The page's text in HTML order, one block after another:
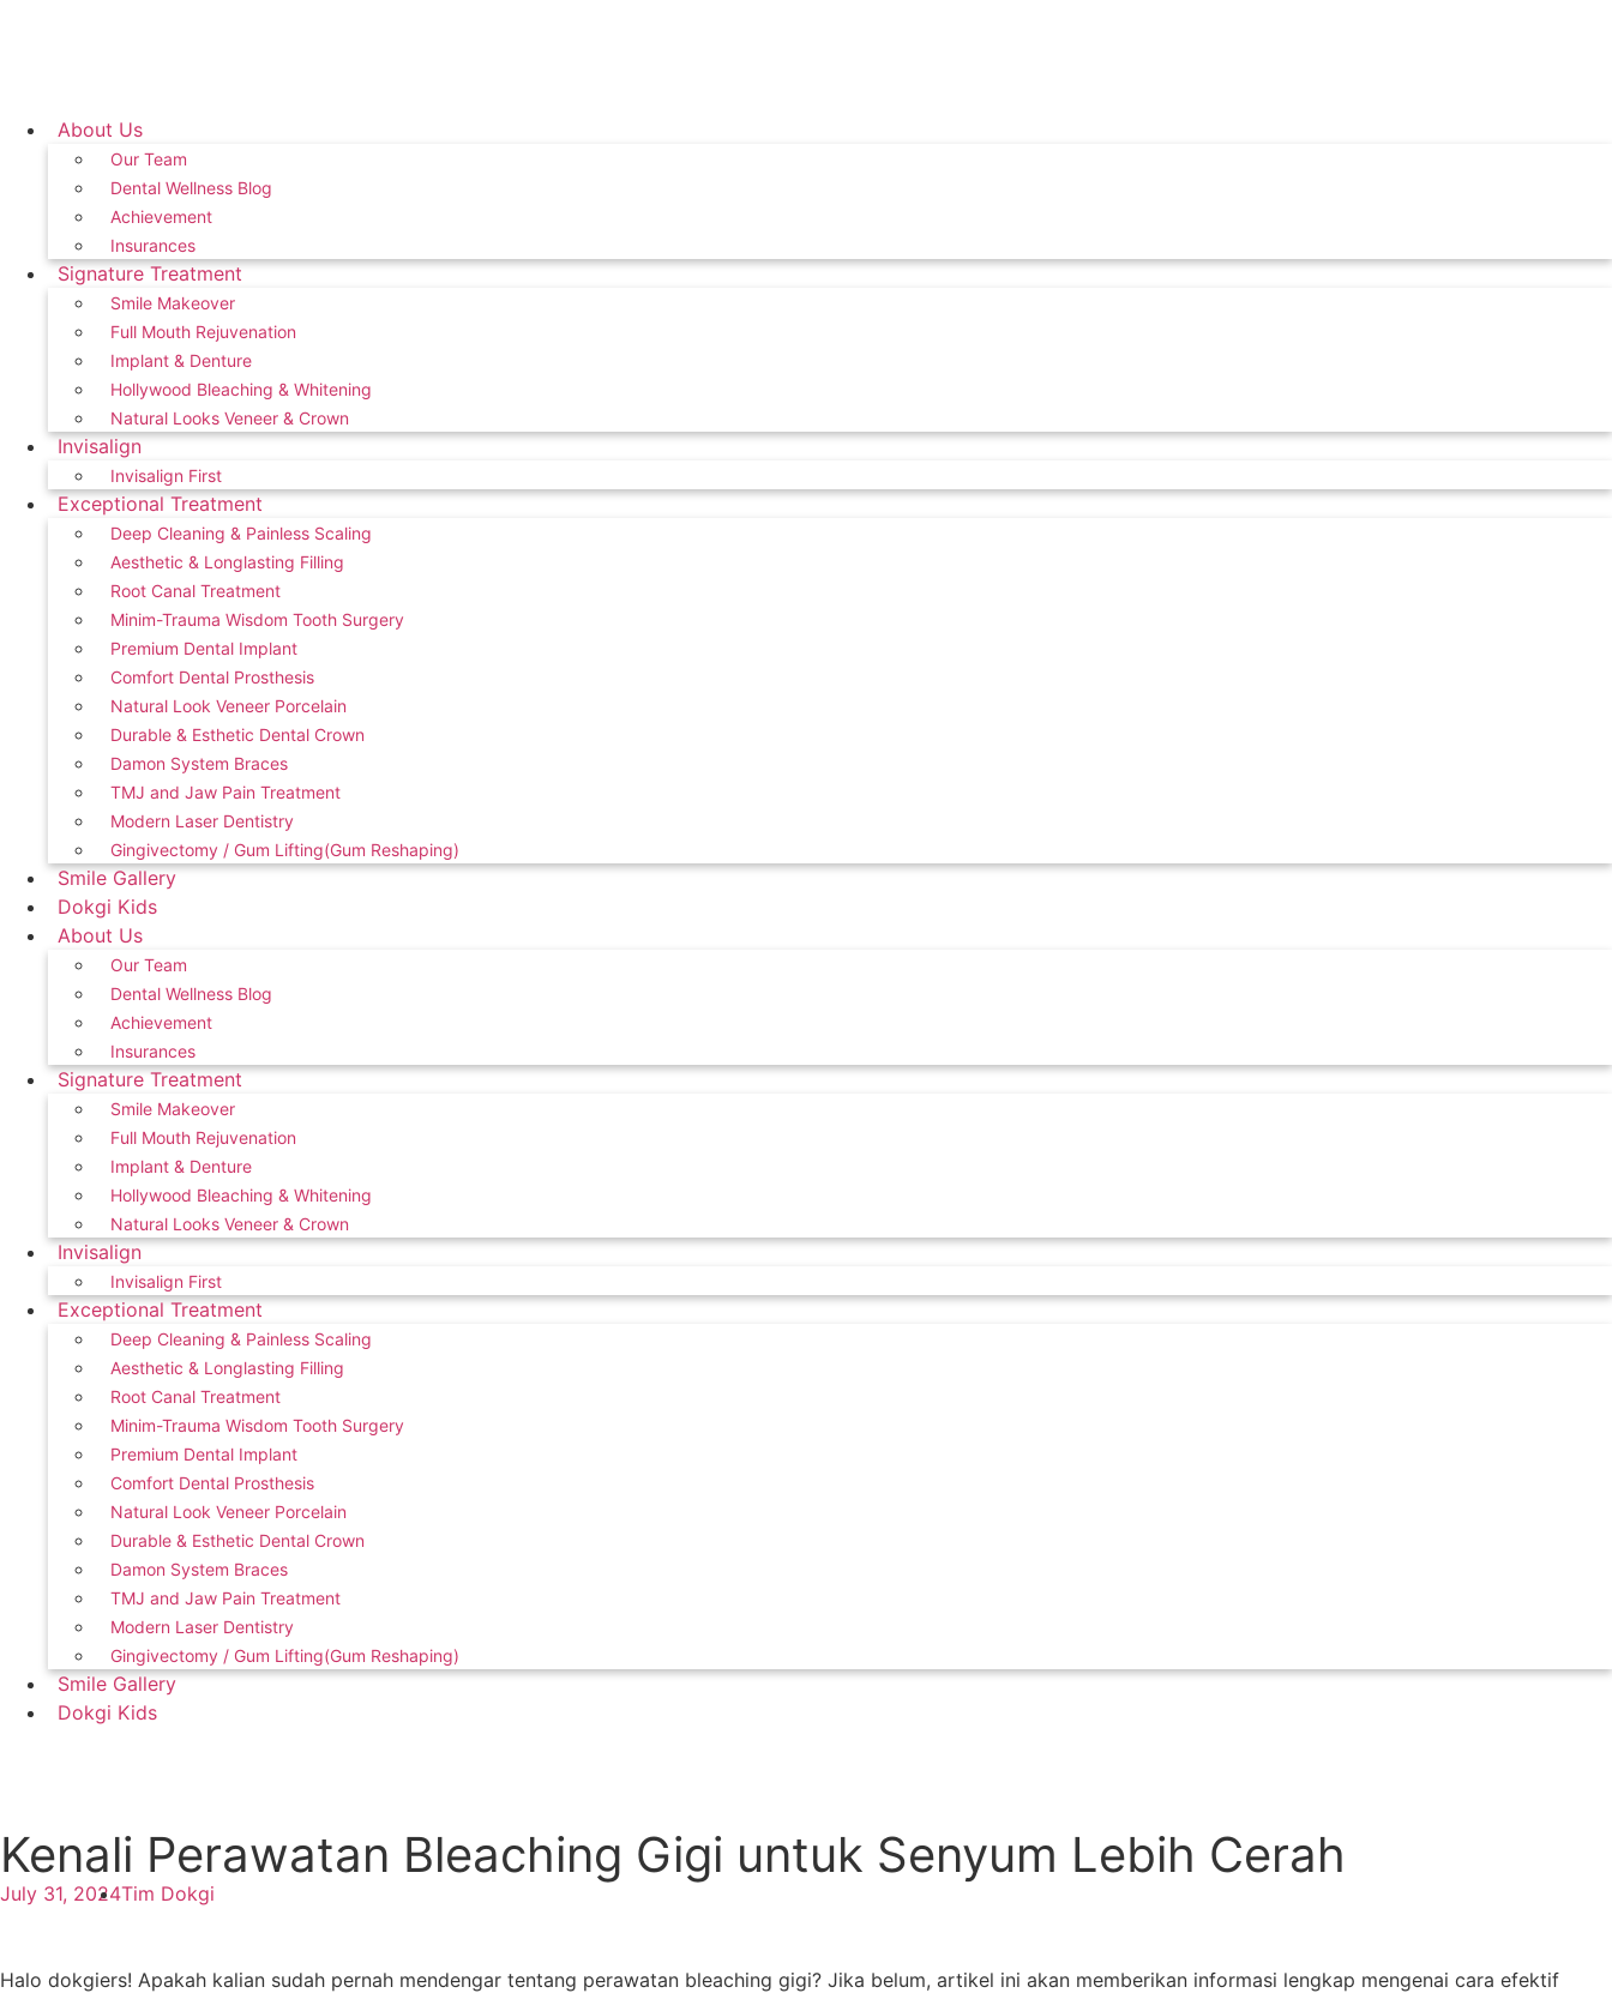
About Us
Our Team
Dental Wellness Blog
Achievement
Insurances
Signature Treatment
Smile Makeover
Full Mouth Rejuvenation
Implant & Denture
Hollywood Bleaching & Whitening
Natural Looks Veneer & Crown
Invisalign
Invisalign First
Exceptional Treatment
Deep Cleaning & Painless Scaling
Aesthetic & Longlasting Filling
Root Canal Treatment
Minim-Trauma Wisdom Tooth Surgery
Premium Dental Implant
Comfort Dental Prosthesis
Natural Look Veneer Porcelain
Durable & Esthetic Dental Crown
Damon System Braces
TMJ and Jaw Pain Treatment
Modern Laser Dentistry
Gingivectomy / Gum Lifting(Gum Reshaping)
Smile Gallery
Dokgi Kids
About Us
Our Team
Dental Wellness Blog
Achievement
Insurances
Signature Treatment
Smile Makeover
Full Mouth Rejuvenation
Implant & Denture
Hollywood Bleaching & Whitening
Natural Looks Veneer & Crown
Invisalign
Invisalign First
Exceptional Treatment
Deep Cleaning & Painless Scaling
Aesthetic & Longlasting Filling
Root Canal Treatment
Minim-Trauma Wisdom Tooth Surgery
Premium Dental Implant
Comfort Dental Prosthesis
Natural Look Veneer Porcelain
Durable & Esthetic Dental Crown
Damon System Braces
TMJ and Jaw Pain Treatment
Modern Laser Dentistry
Gingivectomy / Gum Lifting(Gum Reshaping)
Smile Gallery
Dokgi Kids
Kenali Perawatan Bleaching Gigi untuk Senyum Lebih Cerah
July 31, 2024Tim Dokgi
Halo dokgiers! Apakah kalian sudah pernah mendengar tentang perawatan bleaching gigi? Jika belum, artikel ini akan memberikan informasi lengkap mengenai cara efektif